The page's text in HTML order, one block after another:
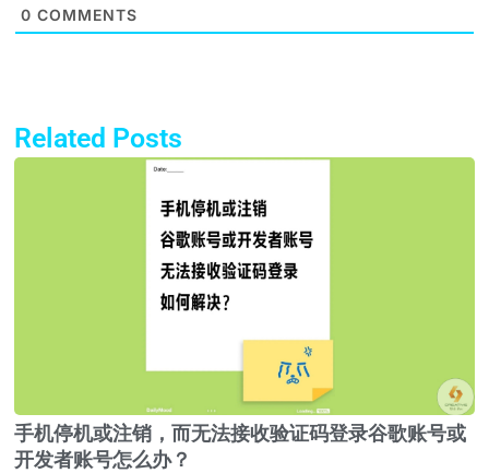
0 COMMENTS
Related Posts
手机停机或注销，而无法接收验证码登录谷歌账号或
开发者账号怎么办？
Page